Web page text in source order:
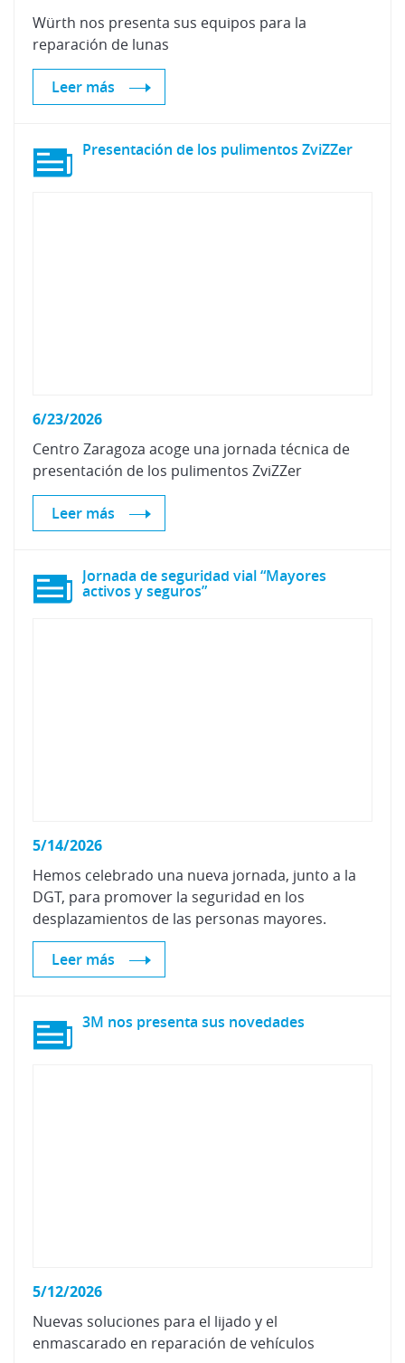
Würth nos presenta sus equipos para la
reparación de lunas
Leer más
Presentación de los pulimentos ZviZZer
6/23/2026
Centro Zaragoza acoge una jornada técnica de
presentación de los pulimentos ZviZZer
Leer más
Jornada de seguridad vial “Mayores
activos y seguros”
5/14/2026
Hemos celebrado una nueva jornada, junto a la
DGT, para promover la seguridad en los
desplazamientos de las personas mayores.
Leer más
3M nos presenta sus novedades
5/12/2026
Nuevas soluciones para el lijado y el
enmascarado en reparación devehículos